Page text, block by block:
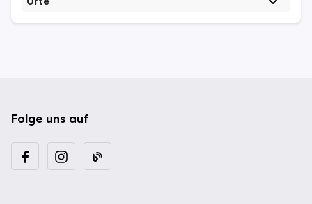
Folge uns auf